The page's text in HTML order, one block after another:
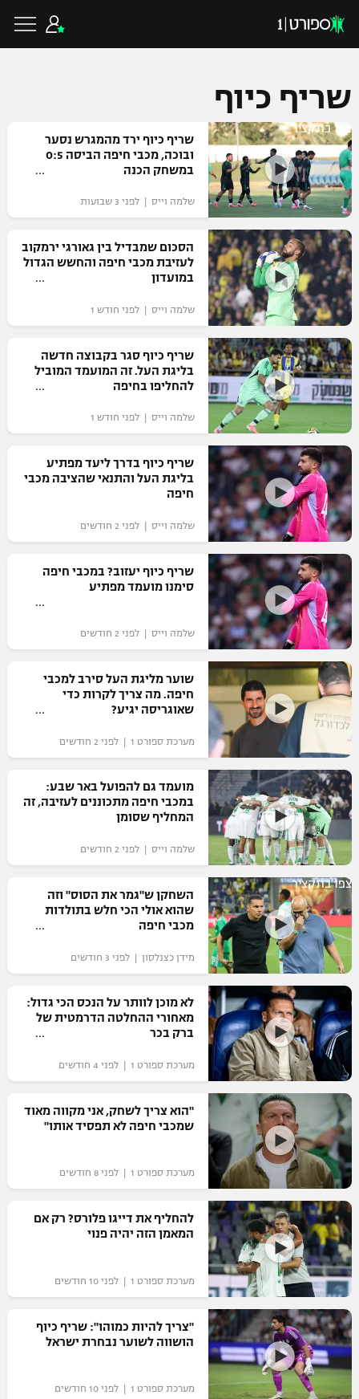
רץ ברשת
תוצאות
לוח שידורים
ברחבה
"מעל הליגה" – פודקאסט
"מחצית בשכונה" – פודקאסט
משתתפים וזוכים בפרסים
תקנון משתתפים וזוכים בפרסים
תקנון עבור פעילות אלקטרה
תקנון עבור פעילות ספורט 1 – "מרלן"
טניס
גיימינג E-Sports
תנאי שימוש
מדיניות פרטיות
תקנון פעילות ספורט 1
רשיון להקרנה פומבית לבית עסק
הצטרפות לחבילת הערוצים
לוח דרושים – ג'ובנט
תגיות
המגזין
כדורגל ישראלי
ליגת העל
גביע הטוטו
ליגיונרים
גביע המדינה
נבחרת ישראל
מכבי חיפה
בית"ר ירושלים
מכבי תל אביב
הפועל תל אביב
הפועל חיפה
הפועל באר שבע
מכבי נתניה
בני יהודה
כדורגל עולמי
ליגת האלופות
ליגה אירופית
ליגה אנגלית
ליגה גרמנית
ליגה ספרדית
ליגה איטלקית
ליגה צרפתית
ליגה הולנדית
ליגה סינית
ליגה ברזילאית
ליגות נוספות
כדורסל ישראלי
ליגת ווינר סל
ליגה לאומית
כדורסל נשים
מכבי תל אביב
הפועל חולון
הפועל ירושלים
דני אבדיה
כדורסל עולמי
NBA
יורוליג
יורוקאפ
ענפים נוספים
טניס
כדוריד
כדורעף
שחייה
ג'ודו
אגרוף
ספורט אולימפי
UFC
היאבקות WWE
אופניים
ספורט מוטורי
כדורמים
פוטבול אמריקאי NFL
בייסבול MLB
ספורט אתגרי ואקסטרים
אומנויות לחימה
גיימינג E-Sports
שריף כיוף
צפו בתקציר
שריף כיוף ירד מהמגרש נסער
ובוכה, מכבי חיפה הביסה 0:5
במשחק הכנה
שלמה וייס | לפני 3 שבועות
הסכום שמבדיל בין גאורגי ירמקוב
לעזיבת מכבי חיפה והחשש הגדול
במועדון
שלמה וייס | לפני חודש 1
שריף כיוף סגר בקבוצה חדשה
בליגת העל. זה המועמד המוביל
להחליפו בחיפה
שלמה וייס | לפני חודש 1
שריף כיוף בדרך ליעד מפתיע
בליגת העל והתנאי שהציבה מכבי
חיפה
שלמה וייס | לפני 2 חודשים
שריף כיוף יעזוב? במכבי חיפה
סימנו מועמד מפתיע
שלמה וייס | לפני 2 חודשים
שוער מליגת העל סירב למכבי
חיפה. מה צריך לקרות כדי
שאוגריסה יגיע?
מערכת ספורט 1 | לפני 2 חודשים
מועמד גם להפועל באר שבע:
במכבי חיפה מתכוננים לעזיבה, זה
המחליף שסומן
שלמה וייס | לפני 2 חודשים
צפו בתקציר
השחקן ש"גמר את הסוס" וזה
שהוא אולי הכי חלש בתולדות
מכבי חיפה
מידן כצנלסון | לפני 3 חודשים
לא מוכן לוותר על הנכס הכי גדול:
מאחורי ההחלטה הדרמטית של
ברק בכר
מערכת ספורט 1 | לפני 4 חודשים
"הוא צריך לשחק, אני מקווה מאוד
שמכבי חיפה לא תפסיד אותו"
מערכת ספורט 1 | לפני 8 חודשים
להחליף את דייגו פלורס? רק אם
המאמן הזה יהיה פנוי
מערכת ספורט 1 | לפני 10 חודשים
"צריך להיות כמוהו": שריף כיוף
הושווה לשוער נבחרת ישראל
מערכת ספורט 1 | לפני 10 חודשים